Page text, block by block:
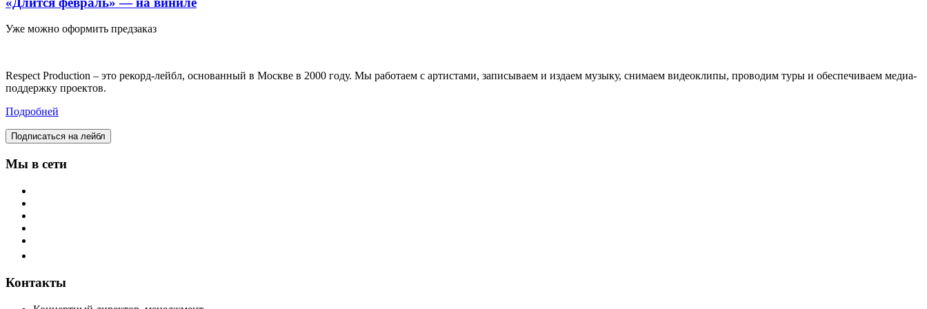
Уже можно оформить предзаказ
Respect Production – это рекорд-лейбл, основанный в Москве в 2000 году. Мы работаем с артистами, записываем и издаем музыку, снимаем видеоклипы, проводим туры и обеспечиваем медиа-
поддержку проектов.
Подробней
Подписаться на лейбл
Мы в сети
Контакты